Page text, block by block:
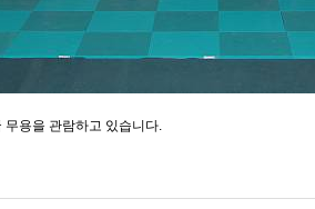
용을 관람하고 있습니다.